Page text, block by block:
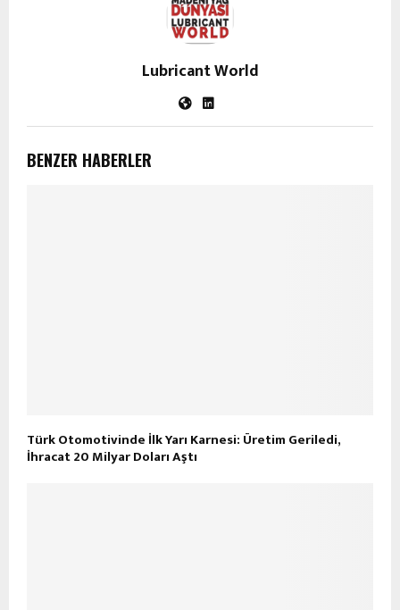
Lubricant World
BENZER HABERLER
Türk Otomotivinde İlk Yarı Karnesi: Üretim Geriledi,
İhracat 20 Milyar Doları Aştı